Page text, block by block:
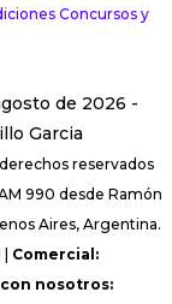
Concursos y
de 2026 -
Garcia
reservados
990 desde Ramón
Aires, Argentina.
Comercial:
nosotros: